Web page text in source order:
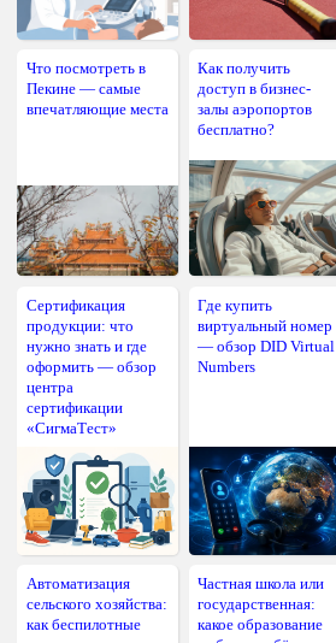
Что посмотреть в
Пекине — самые
впечатляющие места
Как получить
доступ в бизнес-
залы аэропортов
бесплатно?
Сертификация
продукции: что
нужно знать и где
оформить — обзор
центра
сертификации
«СигмаТест»
Где купить
виртуальный номер
— обзор DID Virtual
Numbers
Автоматизация
сельского хозяйства:
как беспилотные
Частная школа или
государственная:
какое образование